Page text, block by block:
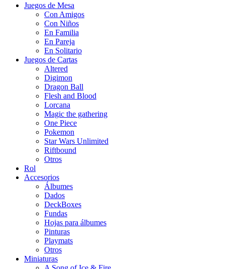
Juegos de Mesa
Con Amigos
Con Niños
En Familia
En Pareja
En Solitario
Juegos de Cartas
Altered
Digimon
Dragon Ball
Flesh and Blood
Lorcana
Magic the gathering
One Piece
Pokemon
Star Wars Unlimited
Riftbound
Otros
Rol
Accesorios
Álbumes
Dados
DeckBoxes
Fundas
Hojas para álbumes
Pinturas
Playmats
Otros
Miniaturas